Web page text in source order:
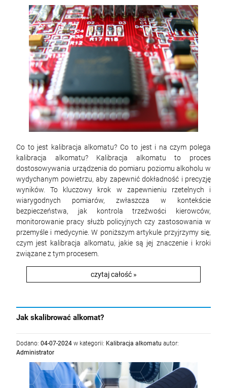
Co to jest kalibracja alkomatu? Co to jest i na czym polega
kalibracja alkomatu? Kalibracja alkomatu to proces
dostosowywania urządzenia do pomiaru poziomu alkoholu w
wydychanym powietrzu, aby zapewnić dokładność i precyzję
wyników. To kluczowy krok w zapewnieniu rzetelnych i
wiarygodnych pomiarów, zwłaszcza w kontekście
bezpieczeństwa, jak kontrola trzeźwości kierowców,
monitorowanie pracy służb policyjnych czy zastosowania w
przemyśle i medycynie. W poniższym artykule przyjrzymy się,
czym jest kalibracja alkomatu, jakie są jej znaczenie i kroki
związane z tym procesem.
czytaj całość »
Jak skalibrować alkomat?
Dodano: 04-07-2024 w kategorii: Kalibracja alkomatu autor:
Administrator